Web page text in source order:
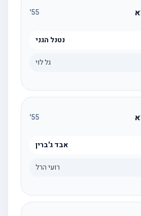
55
'
נטנל הגני
גל לוי
55
'
אבד ג'ברין
רועי הרל